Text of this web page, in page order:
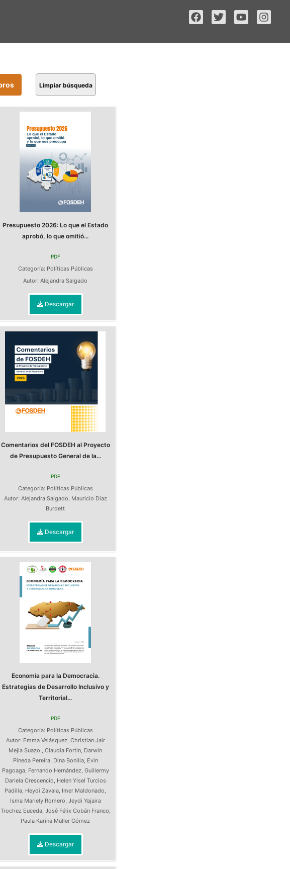
Limpiar búsqueda
Presupuesto 2026: Lo que el Estado
aprobó, lo que omitió...
PDF
Categoría: Políticas Públicas
Autor:Alejandra Salgado
Descargar
Comentarios del FOSDEH al Proyecto
de Presupuesto General de la...
PDF
Categoría: Políticas Públicas
Autor: Alejandra Salgado, Mauricio Díaz
Burdett
Descargar
Economía para la Democracia.
Estrategias de Desarrollo Inclusivo y
Territorial...
PDF
Categoría: Políticas Públicas
Autor: Emma Velásquez, Christian Jair
Mejia Suazo.,Claudia Fortin, Darwin
Pineda Pereira, Dina Bonilla, Evin
Pagoaga, Fernando Hernández, Guillermy
Dariela Crescencio, Helen Yisel Turcios
Padilla, Heydi Zavala, Imer Maldonado,
Isma Mariely Romero, Jeydi Yajaira
Trochez Euceda, José Félix Cobán Franco,
Paula Karina Müller Gómez
Descargar